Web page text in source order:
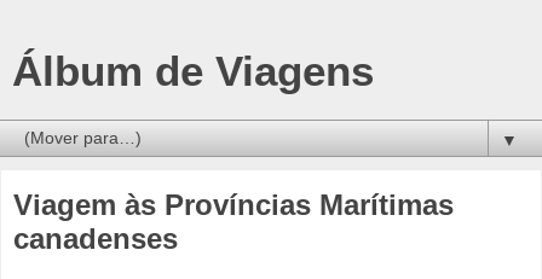
Álbum de Viagens
▼
Viagem às Províncias Marítimas
canadenses